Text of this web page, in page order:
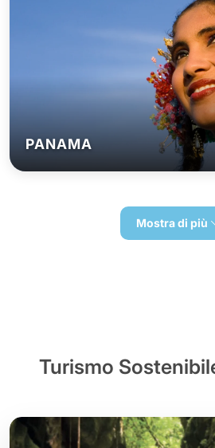
PANAMA
Mostra di più
Turismo